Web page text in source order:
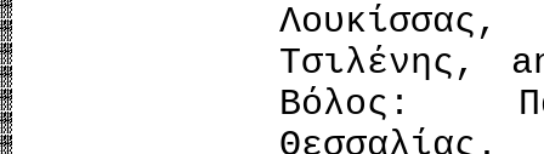
Λουκίσσας,
Τσιλένης,
Βόλος:
Θεσσαλίας.